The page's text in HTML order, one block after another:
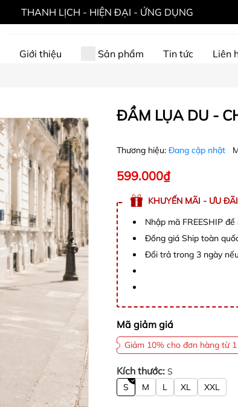
THANH LỊCH - HIỆN ĐẠI - ỨNG DỤNG
Giới thiệu Sản phẩm Tin tức Liên
ĐẦM LỤA DU -
Thương hiệu: Đang cập nhật
599.000₫
KHUYẾN MÃI - ƯU ĐÃI
Nhập mã FREESHIP
Đồng giá Ship toàn
Đổi trả trong 3 ngày
Mã giảm giá
Giảm 10% cho đơn hàng từ
Kích thước: S
S M L XL XXL